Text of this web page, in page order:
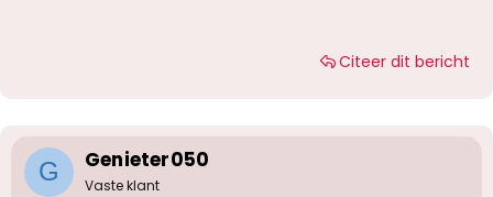
Citeer dit bericht
G Genieter050
Vaste klant